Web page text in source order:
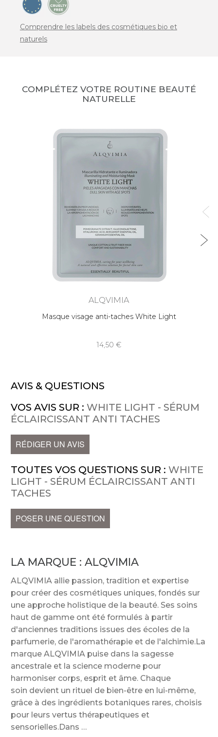
Comprendre les labels des cosmétiques bio et
naturels
COMPLÉTEZ VOTRE ROUTINE BEAUTÉ
NATURELLE
ALQVIMIA
Masque visage anti-taches White Light
14,50
AVIS & QUESTIONS
VOS AVIS SUR :WHITE LIGHT - SÉRUM
ÉCLAIRCISSANT ANTI TACHES
RÉDIGER UN AVIS
TOUTES VOS QUESTIONS SUR :WHITE
LIGHT - SÉRUM ÉCLAIRCISSANT ANTI
TACHES
POSER UNE QUESTION
LA MARQUE :ALQVIMIA
ALQVIMIA allie passion, tradition et expertise
pour créer des cosmétiques uniques, fondés sur
une approche holistique de la beauté. Ses soins
haut de gamme ont été formulés à partir
d'anciennes traditions issues des écoles de la
parfumerie, de l'aromathérapie et de l'alchimie.La
marque ALQVIMIA puise dans la sagesse
ancestrale et la science moderne pour
harmoniser corps, esprit et âme. Chaque
soin devient un rituel de bien-être en lui-même,
grâce à des ingrédients botaniques rares, choisis
pour leurs vertus thérapeutiques et
sensorielles.Dans